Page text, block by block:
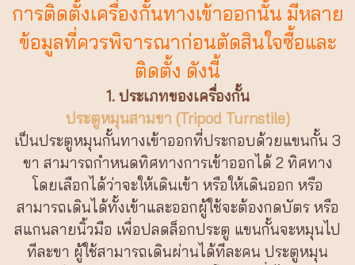
การติดตั้งเครื่องกั้นทางเข้าออกนั้น มีหลาย
ข้อมูลที่ควรพิจารณาก่อนตัดสินใจซื้อและ
ติดตั้ง ดังนี้
1. ประเภทของเครื่องกั้น
ประตูหมุนสามขา (Tripod Turnstile)
เป็นประตูหมุนกั้นทางเข้าออกที่ประกอบด้วยแขนกั้น 3
ขา สามารถกำหนดทิศทางการเข้าออกได้ 2 ทิศทาง
โดยเลือกได้ว่าจะให้เดินเข้า หรือให้เดินออก หรือ
สามารถเดินได้ทั้งเข้าและออกผู้ใช้จะต้องกดบัตร หรือ
สแกนลายนิ้วมือ เพื่อปลดล็อกประตู แขนกั้นจะหมุนไป
ทีละขา ผู้ใช้สามารถเดินผ่านได้ทีละคน ประตูหมุน